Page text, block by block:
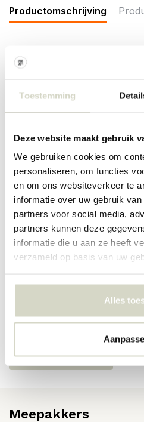
Toestemming
Deze website maakt gebruik
We gebruiken cookies om
personaliseren, om functies
en om ons websiteverkeer te
informatie over uw gebruik
partners voor social media,
partners kunnen deze
informatie die u aan ze heeft
verzameld op basis van uw
Alles
Productomschrijving
De Illume Driftwood box kaars
gekust door oceaanmist. Vegan,
Materiaal: soja-paraffinewas, glas,
Overige: brandduur tot 50 uur
Artikelnummer
SKU
EAN
Er zijn nog geen reviews
Schrijf je eigen review
Meepakkers